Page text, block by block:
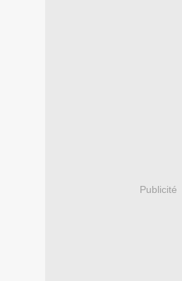
Publicité